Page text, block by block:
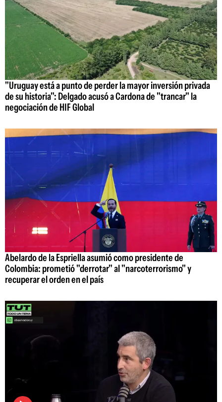
"Uruguay está a punto de perder la mayor inversión privada
de su historia": Delgado acusó a Cardona de "trancar" la
negociación de HIF Global
Abelardo de la Espriella asumió como presidente de
Colombia: prometió "derrotar" al "narcoterrorismo" y
recuperar el orden en el país